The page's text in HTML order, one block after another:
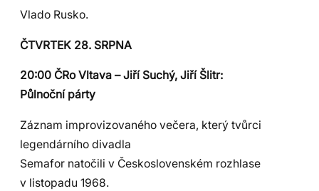
Vlado Rusko.
ČTVRTEK 28. SRPNA
20:00 ČRo Vltava – Jiří Suchý, Jiří Šlitr:
Půlnoční párty
Záznam improvizovaného večera, který tvůrci
legendárního divadla
Semafor natočili v Československém rozhlase
v listopadu 1968.